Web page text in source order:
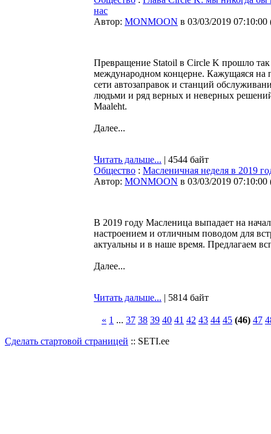
нас
Автор: MONMOON в 03/03/2019 07:10:00
Превращение Statoil в Circle K прошло так
международном концерне. Кажущаяся на
сети автозаправок и станций
людьми и ряд верных и неверных
Maaleht.
Далее...
Читать дальше... | 4544 байт
Общество : Масленичная неделя в 2019
Автор: MONMOON в 03/03/2019 07:10:00
В 2019 году Масленица выпадает на
настроением и отличным поводом для
актуальны и в наше время. Предлагаем
Далее...
Читать дальше... | 5814 байт
« 1 ... 37 38 39 40 41 42 43 44 45 (46) 47
Сделать стартовой страницей :: SETI.ee